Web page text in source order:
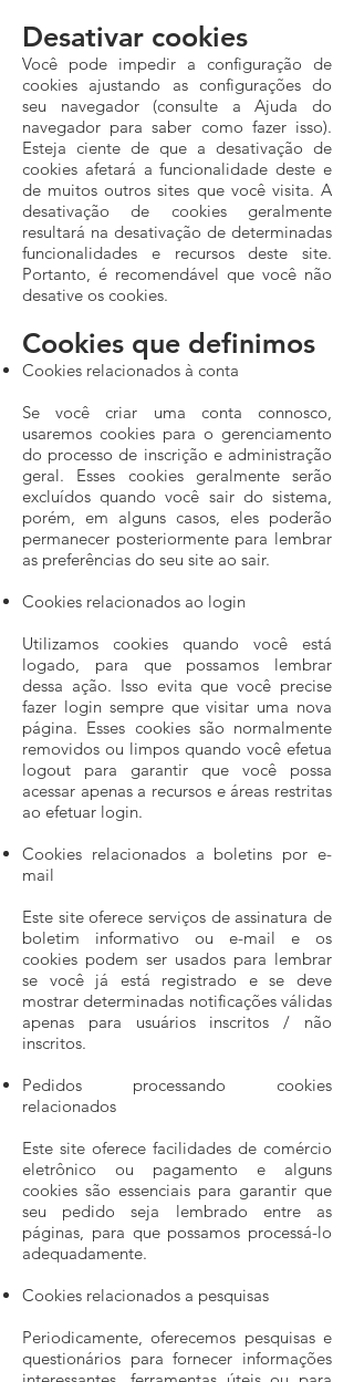
Desativar cookies
Você pode impedir a configuração de
cookies ajustando as configurações do
seu navegador (consulte a Ajuda do
navegador para saber como fazer isso).
Esteja ciente de que a desativação de
cookies afetará a funcionalidade deste e
de muitos outros sites que você visita. A
desativação de cookies geralmente
resultará na desativação de determinadas
funcionalidades e recursos deste site.
Portanto, é recomendável que você não
desative os cookies.
Cookies que definimos
Cookies relacionados à conta
Se você criar uma conta connosco,
usaremos cookies para o gerenciamento
do processo de inscrição e administração
geral. Esses cookies geralmente serão
excluídos quando você sair do sistema,
porém, em alguns casos, eles poderão
permanecer posteriormente para lembrar
as preferências do seu site ao sair.
Cookies relacionados ao login
Utilizamos cookies quando você está
logado, para que possamos lembrar
dessa ação. Isso evita que você precise
fazer login sempre que visitar uma nova
página. Esses cookies são normalmente
removidos ou limpos quando você efetua
logout para garantir que você possa
acessar apenas a recursos e áreas restritas
ao efetuar login.
Cookies relacionados a boletins por e-
mail
Este site oferece serviços de assinatura de
boletim informativo ou e-mail e os
cookies podem ser usados ​​para lembrar
se você já está registrado e se deve
mostrar determinadas notificações válidas
apenas para usuários inscritos / não
inscritos.
Pedidos processando cookies
relacionados
Este site oferece facilidades de comércio
eletrônico ou pagamento e alguns
cookies são essenciais para garantir que
seu pedido seja lembrado entre as
páginas, para que possamos processá-lo
adequadamente.
Cookies relacionados a pesquisas
Periodicamente, oferecemos pesquisas e
questionários para fornecer informações